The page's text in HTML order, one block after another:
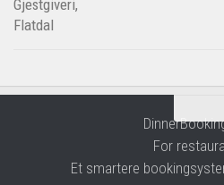
For
Et smartere